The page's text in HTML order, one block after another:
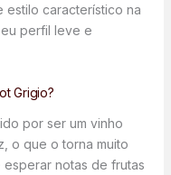
estilo característico na
perfil leve e
Grigio?
por ser um vinho
o que o torna muito
notas de frutas